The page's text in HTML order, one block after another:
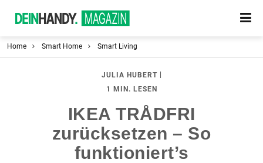
Home Smart Home Smart Living
JULIA HUBERT|
1 MIN. LESEN
IKEA TRÅDFRI
zurücksetzen – So
funktioniert’s